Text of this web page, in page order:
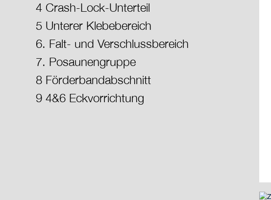
4 Crash-Lock-Unterteil
5 Unterer Klebebereich
6. Falt- und Verschlussbereich
7. Posaunengruppe
8 Förderbandabschnitt
9 4&6 Eckvorrichtung